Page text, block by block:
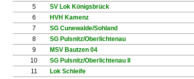
5
SV Lok Königsbrück
6
HVH Kamenz
7
SG Cunewalde/Sohland
8
SG Pulsnitz/Oberlichtenau
9
MSV Bautzen 04
10
SG Pulsnitz/Oberlichtenau II
11
Lok Schleife